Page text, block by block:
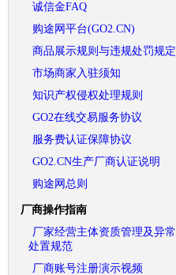
诚信金FAQ
购途网平台(GO2.CN)
商品展示规则与违规处罚规定
市场商家入驻须知
知识产权侵权处理规则
GO2在线交易服务协议
服务费认证保障协议
GO2.CN生产厂商认证说明
购途网总则
厂商操作指南
厂家经营主体资质管理及异常
处置规范
厂商账号注册演示视频